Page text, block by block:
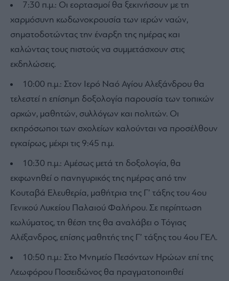
7:30 π.μ.: Οι εορτασμοί θα ξεκινήσουν με τη
χαρμόσυνη κωδωνοκρουσία των ιερών ναών,
σηματοδοτώντας την έναρξη της ημέρας και
καλώντας τους πιστούς να συμμετάσχουν στις
εκδηλώσεις.
10:00 π.μ.: Στον Ιερό Ναό Αγίου Αλεξάνδρου θα
τελεστεί η επίσημη δοξολογία παρουσία των τοπικών
αρχών, μαθητών, συλλόγων και πολιτών. Οι
εκπρόσωποι των σχολείων καλούνται να προσέλθουν
εγκαίρως, μέχρι τις 9:45 π.μ.
10:30 π.μ.: Αμέσως μετά τη δοξολογία, θα
εκφωνηθεί ο πανηγυρικός της ημέρας από την
Κουταβά Ελευθερία, μαθήτρια της Γ’ τάξης του 4ου
Γενικού Λυκείου Παλαιού Φαλήρου. Σε περίπτωση
κωλύματος, τη θέση της θα αναλάβει ο Τόγιας
Αλέξανδρος, επίσης μαθητής της Γ’ τάξης του 4ου ΓΕΛ.
10:50 π.μ.: Στο Μνημείο Πεσόντων Ηρώων επί της
Λεωφόρου Ποσειδώνος θα πραγματοποιηθεί